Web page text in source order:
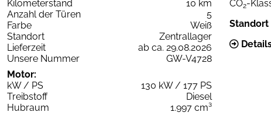
Kilometerstand
10 km
Anzahl der Türen
5
Farbe
Weiß
Standort
Zentrallager
Lieferzeit
ab ca. 29.08.2026
Unsere Nummer
GW-V4728
Motor:
kW / PS
130 kW / 177 PS
Treibstoff
Diesel
Hubraum
1.997 cm³
CO2-
Standort